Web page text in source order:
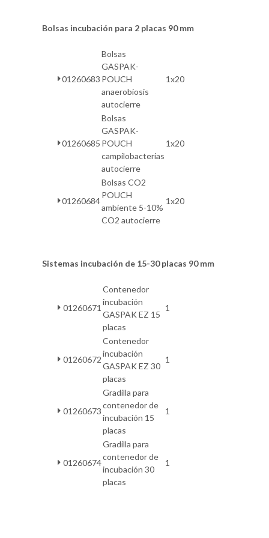
Bolsas incubación para 2 placas 90 mm
01260683
Bolsas
GASPAK-
POUCH
anaerobiosis
autocierre
1x20
01260685
Bolsas
GASPAK-
POUCH
campilobacterias
autocierre
1x20
01260684
Bolsas CO2
POUCH
ambiente 5-10%
CO2 autocierre
1x20
Sistemas incubación de 15-30 placas 90 mm
01260671
Contenedor
incubación
GASPAK EZ 15
placas
1
01260672
Contenedor
incubación
GASPAK EZ 30
placas
1
01260673
Gradilla para
contenedor de
incubación 15
placas
1
01260674
Gradilla para
contenedor de
incubación 30
placas
1